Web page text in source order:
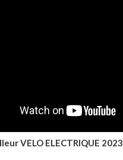
VELO ELECTRIQUE 2023